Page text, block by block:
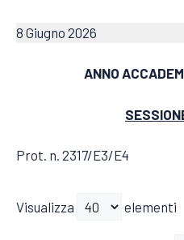
8 Giugno 2026
ANNO
Prot. n. 2317/E3/E4
Visualizza elementi